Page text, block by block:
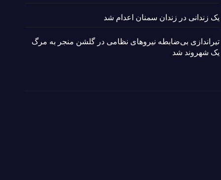
یک زندانی در زندان سمنان اعدام شد
تیراندازی بی‌ضابطه نیروهای نظامی در گلشن منجر به مرگ
یک شهروند شد